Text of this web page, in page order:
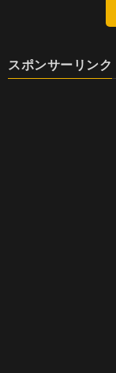
スポンサーリンク